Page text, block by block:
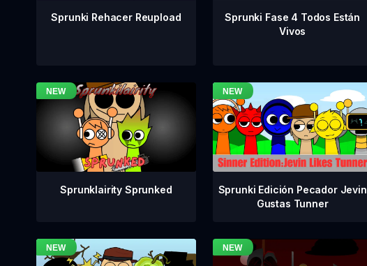
Sprunki Rehacer Reupload
Sprunki Fase 4 Todos Están
Vivos
Sprunklairity Sprunked
Sprunki Edición Pecador Jevin
Gustas Tunner